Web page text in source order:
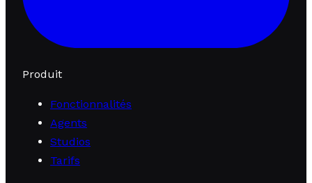
Produit
Fonctionnalités
Agents
Studios
Tarifs